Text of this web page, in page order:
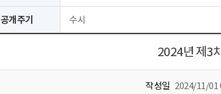
공개주기 수시
2024년 제3
작성일 2024/11/01